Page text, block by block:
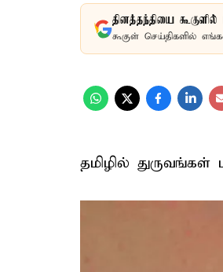
தினத்தந்தியை
கூகுள் செய்திகளில்
தமிழில்